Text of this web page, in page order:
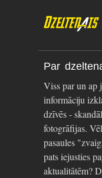
Par
Viss par un ap
informāciju
dzīvēs -
fotogrāfijas.
pasaules
pats iejusties
aktualitātēm?